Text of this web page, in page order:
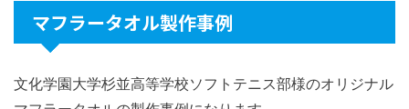
マフラータオル製作事例
文化学園大学杉並高等学校ソフトテニス部様のオリジナル